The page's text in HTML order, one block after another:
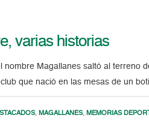
varias historias
nombre Magallanes saltó al terreno
que nació en las mesas de un
, MAGALLANES, MEMORIAS